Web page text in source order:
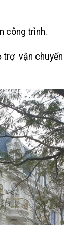
công trình.
trợ vận chuyển